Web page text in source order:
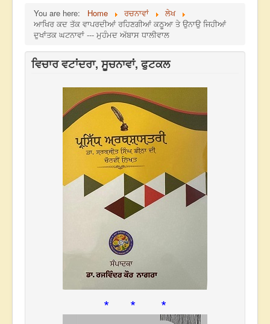
You are here: Home ਰਚਨਾਵਾਂ
ਲੇਖ
ਆਖਿਰ ਕਦ ਤੱਕ ਵਾਪਰਦੀਆਂ ਰਹਿਣਗੀਆਂ ਕਠੂਆ ਤੇ ਉਨਾਉ ਜਿਹੀਆਂ
ਦੁਖਾਂਤਕ ਘਟਨਾਵਾਂ --- ਮੁਹੰਮਦ ਅੱਬਾਸ ਧਾਲੀਵਾਲ
ਵਿਚਾਰ ਵਟਾਂਦਰਾ, ਸੂਚਨਾਵਾਂ, ਫੁਟਕਲ
* * *